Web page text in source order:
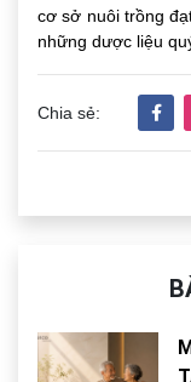
cơ sở nuôi trồng
những dược liệu
Chia sẻ: